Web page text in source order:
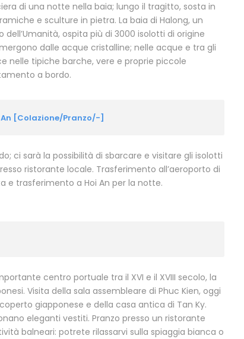
di una notte nella baia; lungo il tragitto, sosta in
e sculture in pietra. La baia di Halong, un
ospita più di 3000 isolotti di origine
dalle acque cristalline; nelle acque e tra gli
nelle tipiche barche, vere e proprie piccole
a bordo.
[Colazione/Pranzo/-]
ci sarà la possibilità di sbarcare e visitare gli isolotti
ristorante locale. Trasferimento all’aeroporto di
e trasferimento a Hoi An per la notte.
centro portuale tra il XVI e il XVIII secolo, la
Visita della sala assembleare di Phuc Kien, oggi
giapponese e della casa antica di Tan Ky.
eleganti vestiti. Pranzo presso un ristorante
balneari: potrete rilassarvi sulla spiaggia bianca o